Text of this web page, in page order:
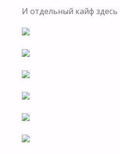
И отдельный кайф здесь